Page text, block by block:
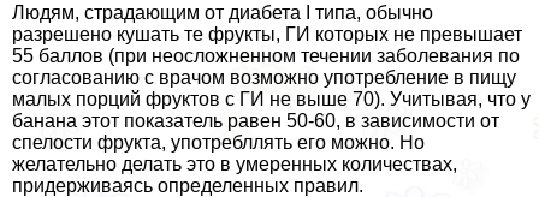
Людям, страдающим от диабета I типа, обычно
разрешено кушать те фрукты, ГИ которых не превышает
55 баллов (при неосложненном течении заболевания по
согласованию с врачом возможно употрeбление в пищу
малых порций фруктов с ГИ не выше 70). Учитывая, что у
банана этот показатель равен 50-60, в зависимости от
спелости фрукта, употрeбллять его можно. Но
желательно делать это в умеренных количествах,
придерживаясь определенных правил.